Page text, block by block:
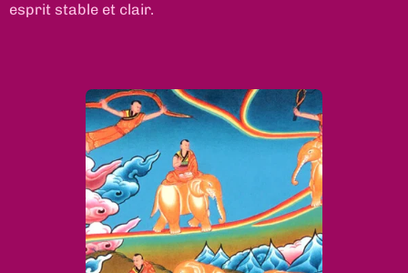
esprit stable et clair.